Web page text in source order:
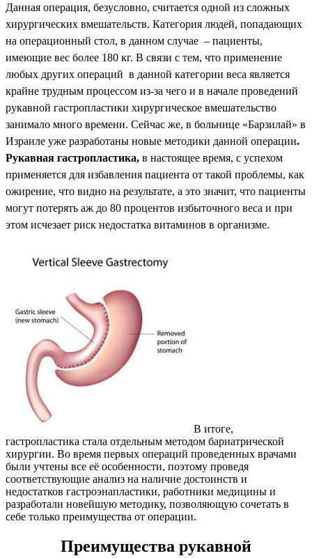
Данная операция, безусловно, считается одной из сложных
хирургических вмешательств. Категория людей, попадающих
на операционный стол, в данном случае – пациенты,
имеющие вес более 180 кг. В связи с тем, что применение
любых других операций в данной категории веса является
крайне трудным процессом из-за чего и в начале проведений
рукавной гастропластики хирургическое вмешательство
занимало много времени. Сейчас же, в больнице «Барзилай» в
Израиле уже разработаны новые методики данной операции.
Рукавная гастропластика, в настоящее время, с успехом
применяется для избавления пациента от такой проблемы, как
ожирение, что видно на результате, а это значит, что пациенты
могут потерять аж до 80 процентов избыточного веса и при
этом исчезает риск недостатка витаминов в организме.
В итоге,
гастропластика стала отдельным методом бариатрической
хирургии. Во время первых операций проведенных врачами
были учтены все её особенности, поэтому проведя
соответствующие анализ на наличие достоинств и
недостатков гастроэнапластики, работники медицины и
разработали новейшую методику, позволяющую сочетать в
себе только преимущества от операции.
Преимущества рукавной